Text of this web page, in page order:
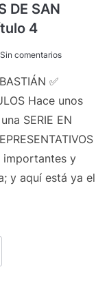
DE SAN
4
Sin comentarios
✅
Hace unos
SERIE EN
importantes y
y aquí está ya el